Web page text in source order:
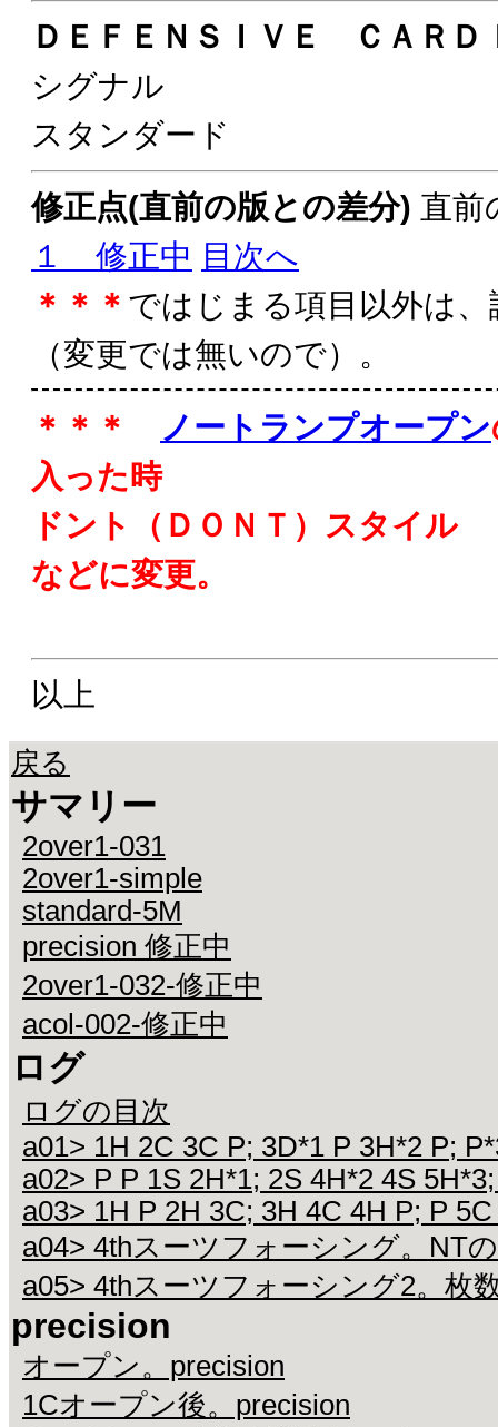
ＤＥＦＥＮＳＩＶＥ ＣＡＲＤ
シグナル
スタンダード
修正点(直前の版との差分) 直前
１ 修正中 目次へ
＊＊＊ ではじまる項目以外は
（変更では無いので）。
＊＊＊
ノートランプオープン
入った時
ドント（ＤＯＮＴ）スタイル
などに変更。
以上
戻る
サマリー
2over1-031
2over1-simple
standard-5M
precision 修正中
2over1-032-修正中
acol-002-修正中
ログ
ログの目次
a01> 1H 2C 3C P; 3D*1 P 3H*2 P;
a02> P P 1S 2H*1; 2S 4H*2 4S
a03> 1H P 2H 3C; 3H 4C 4H P; P
a04> 4thスーツフォーシング。NT
a05> 4thスーツフォーシング2。枚
precision
オープン。precision
1Cオープン後。precision